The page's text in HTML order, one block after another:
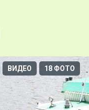
ВИДЕО 18 ФОТО